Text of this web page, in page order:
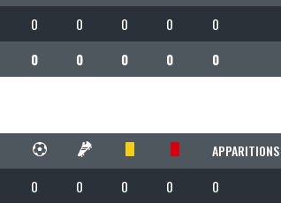
0 0 0 0 0
0 0 0 0 0
APPARITIONS
0 0 0 0 0